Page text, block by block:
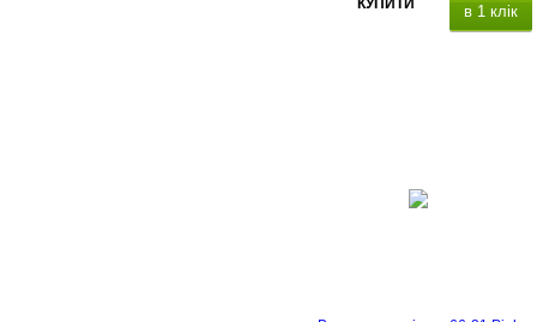
КУПИТИ
в 1 клік